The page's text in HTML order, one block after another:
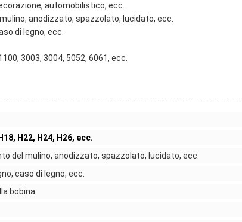
automobilistico, ecc.
anodizzato, spazzolato, lucidato, ecc.
di legno, ecc.
3003, 3004, 5052, 6061, ecc.
H22, H24, H26, ecc.
del mulino, anodizzato, spazzolato, lucidato, ecc.
caso di legno, ecc.
bobina